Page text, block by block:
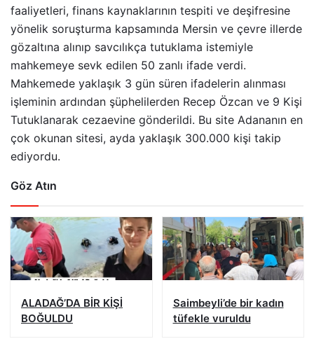
faaliyetleri, finans kaynaklarının tespiti ve deşifresine
yönelik soruşturma kapsamında Mersin ve çevre illerde
gözaltına alınıp savcılıkça tutuklama istemiyle
mahkemeye sevk edilen 50 zanlı ifade verdi.
Mahkemede yaklaşık 3 gün süren ifadelerin alınması
işleminin ardından şüphelilerden Recep Özcan ve 9 Kişi
Tutuklanarak cezaevine gönderildi. Bu site Adananın en
çok okunan sitesi, ayda yaklaşık 300.000 kişi takip
ediyordu.
Göz Atın
ALADAĞ’DA BİR KİŞİ
BOĞULDU
Saimbeyli’de bir kadın
tüfekle vuruldu